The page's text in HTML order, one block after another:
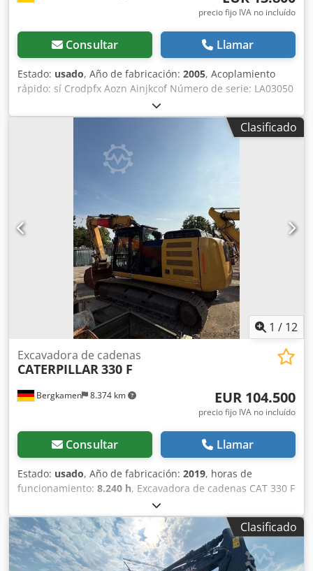
precio fijo IVA no incluído
Consultar Llamar
Estado: usado, Año de fabricación: 2005, Acoplamiento
rápido: sí Crodpfx Aozn Ainjkcof Número de serie: LA03050
Cucharón giratorio: sí Motor diésel: sí Estado de las
cadenas: 60 % Peso: 31600 kg Con todas las tuberías
Clasificado
1 / 12
Bergkamen 8.374 km
Excavadora de cadenas
CATERPILLAR 330 F
EUR 104.500
precio fijo IVA no incluído
Consultar Llamar
Estado: usado, Año de fabricación: 2019, horas de
funcionamiento: 8.240 h, Excavadora de cadenas CAT 330 F
Csdpfx Akjzrrnnscjrf Solo 8.240 horas de uso Excelente
estado Motor Cat C7.1, potencia aprox. 195 kW / 261 CV,
peso operativo aprox. 30.900 kg Velocidad de
desplazamiento aprox. 5,3 km/h Profundidad de
excavación hasta 7,24 m Alcance aprox. 10,8 m Capacidad
Clasificado